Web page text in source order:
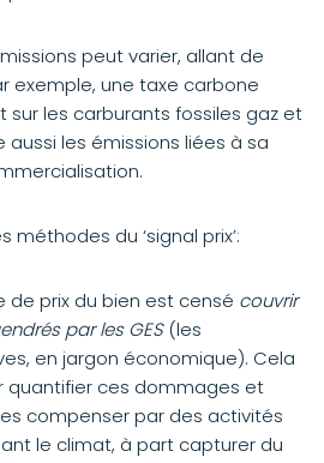
peut varier, allant de
exemple, une taxe carbone
sur les carburants fossiles gaz et
aussi les émissions liées à sa
méthodes du ‘signal prix’:
de prix du bien est censé couvrir
par les GES(les
en jargon économique). Cela
quantifier ces dommages et
compenser par des activités
le climat, à part capturer du